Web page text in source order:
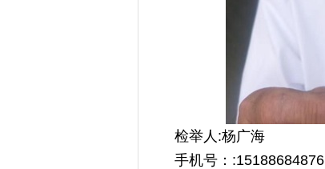
检举人:杨广海
手机号：:15188684876